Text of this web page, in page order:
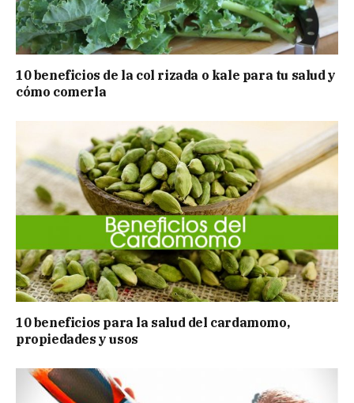
10 beneficios de la col rizada o kale para tu salud y
cómo comerla
10 beneficios para la salud del cardamomo,
propiedades y usos